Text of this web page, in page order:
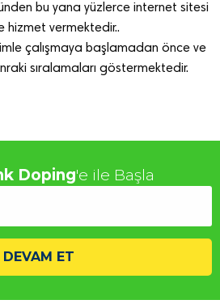
bu yana yüzlerce internet sitesi
hizmet vermektedir..
çalışmaya başlamadan önce ve
sıralamaları göstermektedir.
Doping'e ile Başla
DEVAM ET